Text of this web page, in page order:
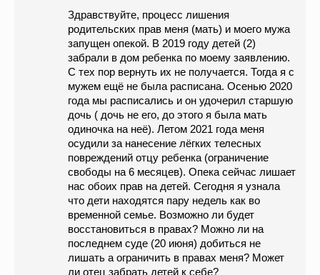
Здравствуйте, процесс лишения
родительских прав меня (мать) и моего мужа
запущен опекой. В 2019 году детей (2)
забрали в дом ребенка по моему заявлению.
С тех пор вернуть их не получается. Тогда я с
мужем ещё не была расписана. Осенью 2020
года мы расписались и он удочерил старшую
дочь ( дочь не его, до этого я была мать
одиночка на неё). Летом 2021 года меня
осудили за нанесение лёгких телесных
повреждений отцу ребенка (ограничение
свободы на 6 месяцев). Опека сейчас лишает
нас обоих прав на детей. Сегодня я узнала
что дети находятся пару недель как во
временной семье. Возможно ли будет
восстановиться в правах? Можно ли на
последнем суде (20 июня) добиться не
лишать а ограничить в правах меня? Может
ли отец забрать детей к себе?